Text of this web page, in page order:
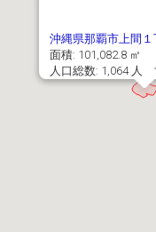
沖縄県那覇市上間１
面積: 101,082.8 ㎡
人口総数: 1,064 人